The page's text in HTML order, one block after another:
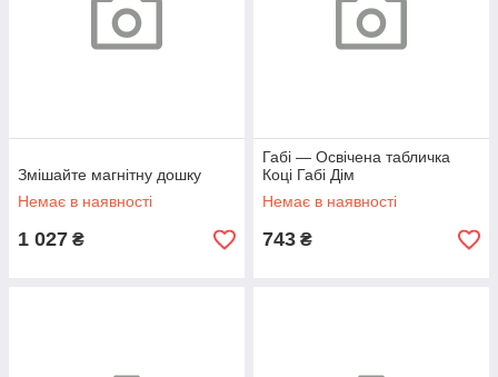
Змішайте магнітну дошку
Немає в наявності
1 027 ₴
Габі — Освічена табличка
Коці Габі Дім
Немає в наявності
743 ₴